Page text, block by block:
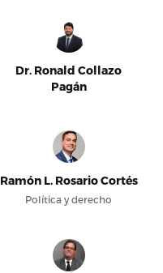
Dr. Ronald Collazo
Pagán
Ramón L. Rosario Cortés
Política y derecho